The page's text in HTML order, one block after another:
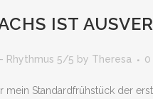
IST
Rhythmus 5/5 by Theresa 0
mein Standardfrühstück der